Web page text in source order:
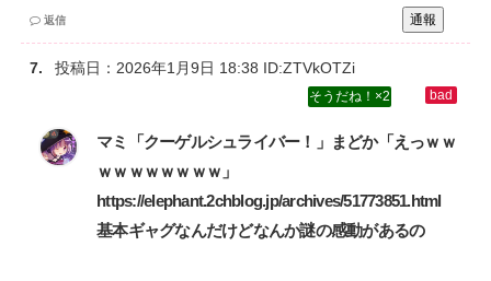
通報
返信
投稿日： 2026年1月9日 18:38 ID:ZTVkOTZi
2
マミ「クーゲルシュライバー！」まどか「えっｗｗ
ｗｗｗｗｗｗｗｗ」‌
https://elephant.2chblog.jp/archives/51773851.html‌
基本ギャグなんだけどなんか謎の感動があるの